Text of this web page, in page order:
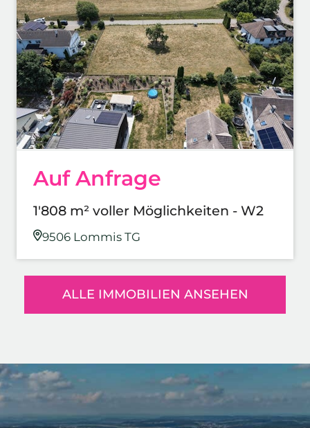
Auf Anfrage
1'808 m² voller Möglichkeiten - W2
9506 Lommis TG
ALLE IMMOBILIEN ANSEHEN